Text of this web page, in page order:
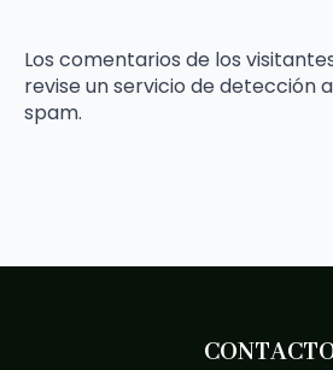
Los comentarios de los
revise un servicio de detección
spam.